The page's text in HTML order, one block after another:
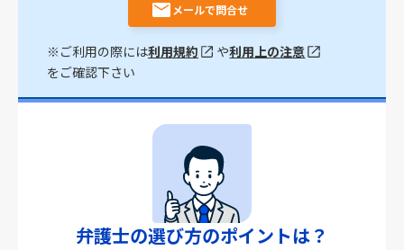
メールで問合せ
※ご利用の際には利用規約 や利用上の注意
をご確認下さい
弁護士の選び方のポイントは？